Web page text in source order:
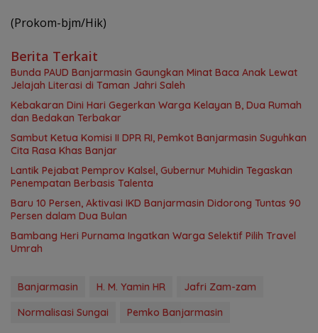
(Prokom-bjm/Hik)
Berita Terkait
Bunda PAUD Banjarmasin Gaungkan Minat Baca Anak Lewat
Jelajah Literasi di Taman Jahri Saleh
Kebakaran Dini Hari Gegerkan Warga Kelayan B, Dua Rumah
dan Bedakan Terbakar
Sambut Ketua Komisi II DPR RI, Pemkot Banjarmasin Suguhkan
Cita Rasa Khas Banjar
Lantik Pejabat Pemprov Kalsel, Gubernur Muhidin Tegaskan
Penempatan Berbasis Talenta
Baru 10 Persen, Aktivasi IKD Banjarmasin Didorong Tuntas 90
Persen dalam Dua Bulan
Bambang Heri Purnama Ingatkan Warga Selektif Pilih Travel
Umrah
Banjarmasin H. M. Yamin HR
Jafri Zam-zam
Normalisasi Sungai
Pemko Banjarmasin